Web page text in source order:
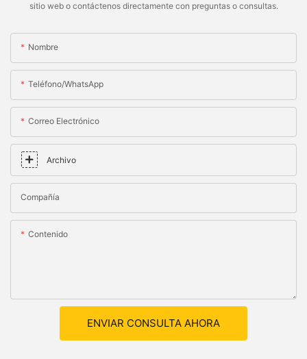
sitio web o contáctenos directamente con preguntas o consultas.
Nombre
Teléfono/WhatsApp
Correo Electrónico
Archivo
Compañía
Contenido
ENVIAR CONSULTA AHORA